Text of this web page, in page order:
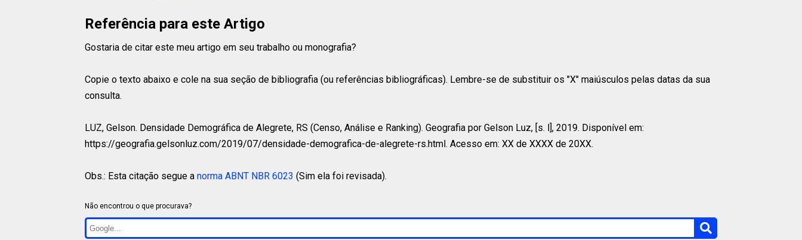
Referência para este Artigo
Gostaria de citar este meu artigo em seu trabalho ou monografia?
Copie o texto abaixo e cole na sua seção de bibliografia (ou referências bibliográficas). Lembre-se de substituir os "X" maiúsculos pelas datas da sua
consulta.
LUZ, Gelson. Densidade Demográfica de Alegrete, RS (Censo, Análise e Ranking). Geografia por Gelson Luz, [s. l], 2019. Disponível em:
https://geografia.gelsonluz.com/2019/07/densidade-demografica-de-alegrete-rs.html. Acesso em: XX de XXXX de 20XX.
Obs.: Esta citação segue a norma ABNT NBR 6023 (Sim ela foi revisada).
Não encontrou o que procurava?